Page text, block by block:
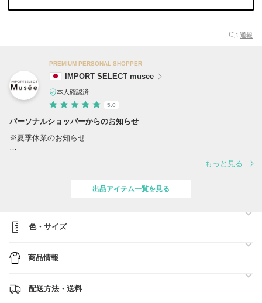
通報
PREMIUM PERSONAL SHOPPER
IMPORT SELECT musee
本人確認済
5.0
パーソナルショッパーからのお知らせ
※夏季休業のお知らせ
・休業日 8/8(土)、8/9(日)、11(火)、13(木)、14(金)、15(土)、16(日)
いただきます。
もっと見る
出品アイテム一覧を見る
色・サイズ
商品情報
配送方法・送料